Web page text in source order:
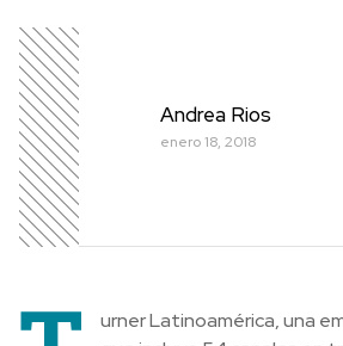
Andrea Rios
enero 18, 2018
urner Latinoamérica, una